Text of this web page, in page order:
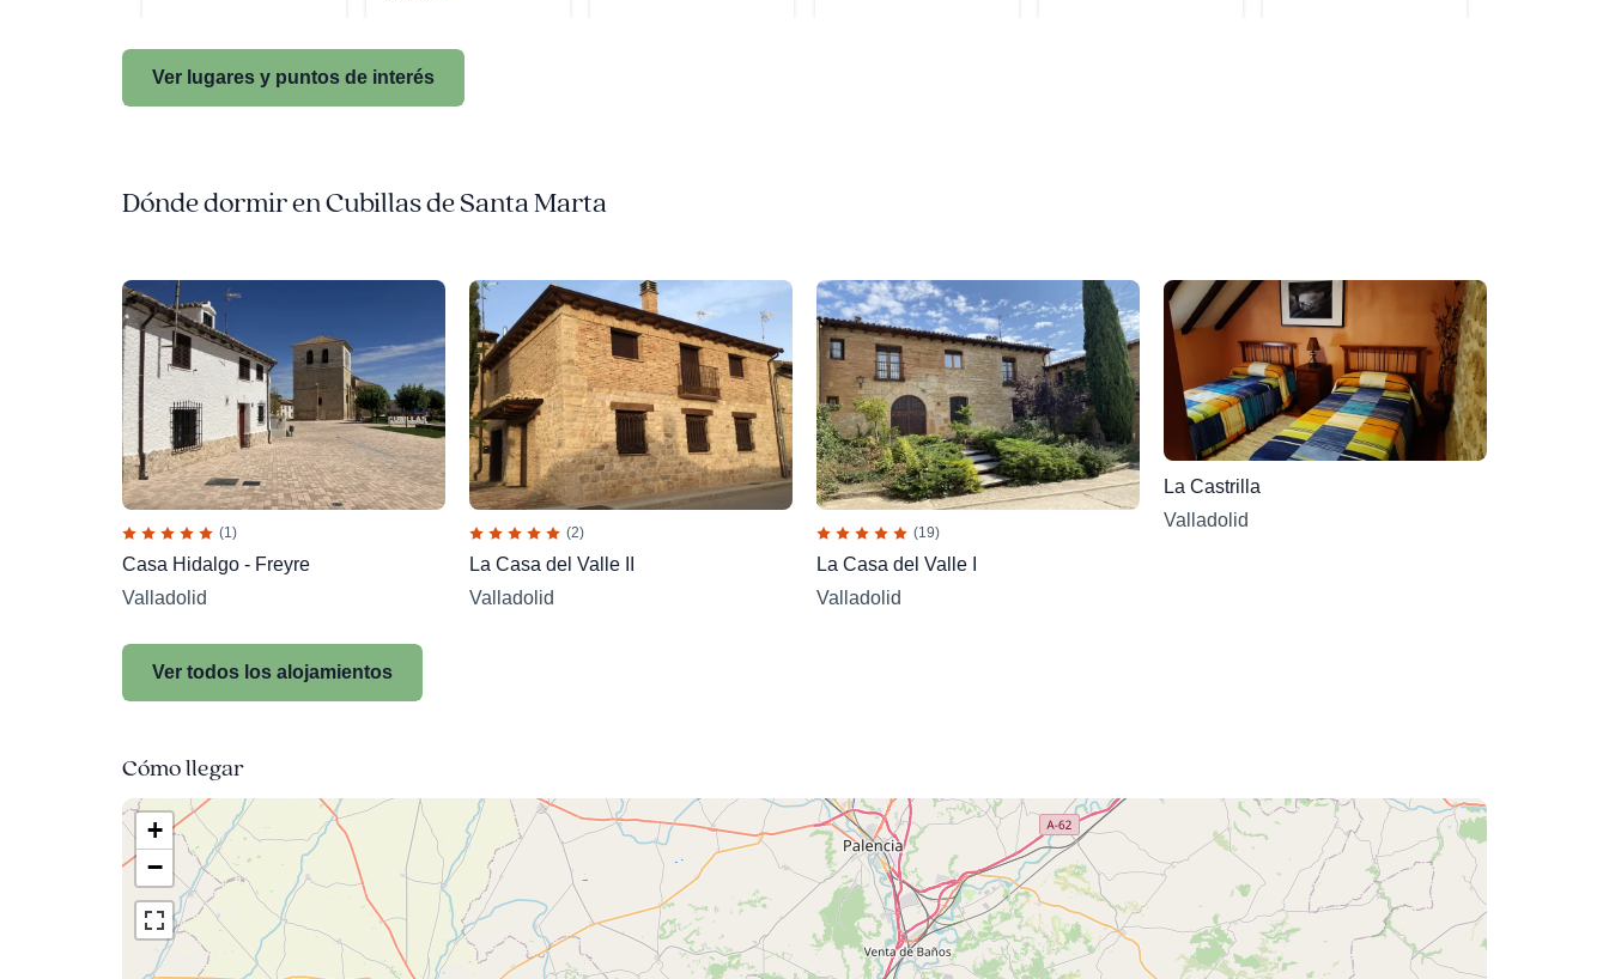
Ver lugares y puntos de interés
Dónde dormir en Cubillas de Santa Marta
(1)
Casa Hidalgo - Freyre
Valladolid
(2)
La Casa del Valle II
Valladolid
(19)
La Casa del Valle I
Valladolid
La Castrilla
Valladolid
Ver todos los alojamientos
Cómo llegar
+
−